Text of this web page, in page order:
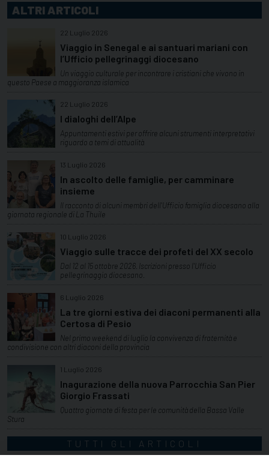
ALTRI ARTICOLI
22 Luglio 2026
Viaggio in Senegal e ai santuari mariani con
l’Ufficio pellegrinaggi diocesano
Un viaggio culturale per incontrare i cristiani che vivono in
questo Paese a maggioranza islamica
22 Luglio 2026
I dialoghi dell’Alpe
Appuntamenti estivi per offrire alcuni strumenti interpretativi
riguardo a temi di attualità
13 Luglio 2026
In ascolto delle famiglie, per camminare
insieme
Il racconto di alcuni membri dell'Ufficio famiglia diocesano alla
giornata regionale di La Thuile
10 Luglio 2026
Viaggio sulle tracce dei profeti del XX secolo
Dal 12 al 15 ottobre 2026. Iscrizioni presso l'Ufficio
pellegrinaggio diocesano.
6 Luglio 2026
La tre giorni estiva dei diaconi permanenti alla
Certosa di Pesio
Nel primo weekend di luglio la convivenza di fraternità e
condivisione con altri diaconi della provincia
1 Luglio 2026
Inagurazione della nuova Parrocchia San Pier
Giorgio Frassati
Quattro giornate di festa per le comunità della Bassa Valle
Stura
TUTTI GLI ARTICOLI